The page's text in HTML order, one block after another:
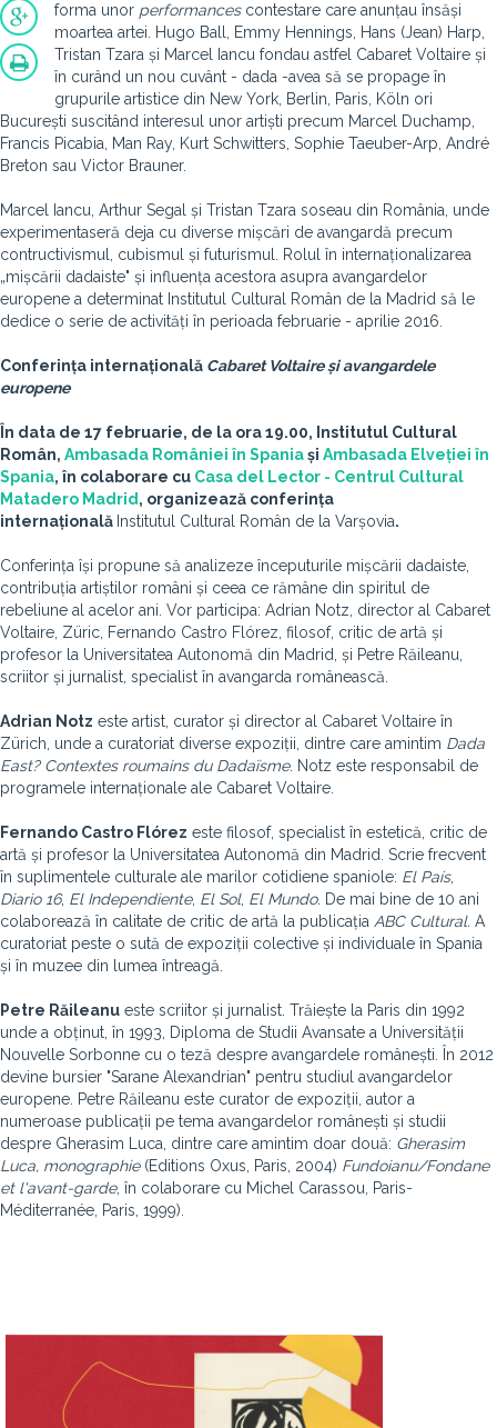
forma unor performancescontestare care anunțau însăși
moartea artei. Hugo Ball, Emmy Hennings, Hans (Jean) Harp,
Tristan Tzara și Marcel Iancu fondau astfel Cabaret Voltaire și
în curând un nou cuvânt - dada -avea să se propage în
grupurile artistice din New York, Berlin, Paris, Köln ori
București suscitând interesul unor artiști precum Marcel Duchamp,
Francis Picabia, Man Ray, Kurt Schwitters, Sophie Taeuber-Arp, André
Breton sau Victor Brauner.
Marcel Iancu, Arthur Segal și Tristan Tzara soseau din România, unde
experimentaseră deja cu diverse mișcări de avangardă precum
contructivismul, cubismul și futurismul. Rolul în internaționalizarea
„mișcării dadaiste" și influența acestora asupra avangardelor
europene a determinat Institutul Cultural Român de la Madrid să le
dedice o serie de activități în perioada februarie - aprilie 2016.
Conferința internațională Cabaret Voltaire și avangardele
europene
În data de 17 februarie, de la ora 19.00, Institutul Cultural
Român, Ambasada României în Spaniași Ambasada Elveției în
Spania, în colaborare cu Casa del Lector - Centrul Cultural
Matadero Madrid , organizează conferința
internațională Institutul Cultural Român de la Varșovia.
Conferința își propune să analizeze începuturile mișcării dadaiste,
contribuția artiștilor români și ceea ce rămâne din spiritul de
rebeliune al acelor ani. Vor participa: Adrian Notz, director al Cabaret
Voltaire, Züric, Fernando Castro Flórez, filosof, critic de artă și
profesor la Universitatea Autonomă din Madrid, și Petre Răileanu,
scriitor și jurnalist, specialist în avangarda românească.
Adrian Notz este artist, curator și director al Cabaret Voltaire în
Zürich, unde a curatoriat diverse expoziții, dintre care amintim Dada
East? Contextes roumains du Dadaïsme. Notz este responsabil de
programele internaționale ale Cabaret Voltaire.
Fernando Castro Flórez este filosof, specialist în estetică, critic de
artă și profesor la Universitatea Autonomă din Madrid. Scrie frecvent
în suplimentele culturale ale marilor cotidiene spaniole: El País,
Diario 16, El Independiente, El Sol, El Mundo. De mai bine de 10 ani
colaborează în calitate de critic de artă la publicația ABC Cultural. A
curatoriat peste o sută de expoziții colective și individuale în Spania
și în muzee din lumea întreagă.
Petre Răileanu este scriitor și jurnalist. Trăiește la Paris din 1992
unde a obținut, în 1993, Diploma de Studii Avansate a Universității
Nouvelle Sorbonne cu o teză despre avangardele românești. În 2012
devine bursier "Sarane Alexandrian" pentru studiul avangardelor
europene. Petre Răileanu este curator de expoziții, autor a
numeroase publicații pe tema avangardelor românești și studii
despre Gherasim Luca, dintre care amintim doar două: Gherasim
Luca, monographie(Editions Oxus, Paris, 2004) Fundoianu/Fondane
et l'avant-garde, în colaborare cu Michel Carassou, Paris-
Méditerranée, Paris, 1999).